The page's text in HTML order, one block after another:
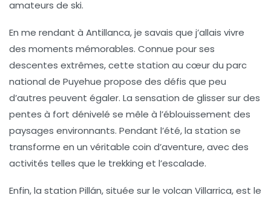
amateurs de ski.
En me rendant à Antillanca, je savais que j’allais vivre
des moments mémorables. Connue pour ses
descentes extrêmes, cette station au cœur du parc
national de Puyehue propose des défis que peu
d’autres peuvent égaler. La sensation de glisser sur des
pentes à fort dénivelé se mêle à l’éblouissement des
paysages environnants. Pendant l’été, la station se
transforme en un véritable coin d’aventure, avec des
activités telles que le trekking et l’escalade.
Enfin, la station Pillán, située sur le volcan Villarrica, est le